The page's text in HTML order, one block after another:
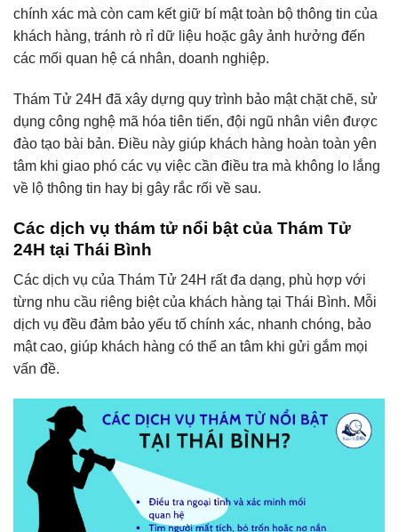
chính xác mà còn cam kết giữ bí mật toàn bộ thông tin của
khách hàng, tránh rò rỉ dữ liệu hoặc gây ảnh hưởng đến
các mối quan hệ cá nhân, doanh nghiệp.
Thám Tử 24H đã xây dựng quy trình bảo mật chặt chẽ, sử
dụng công nghệ mã hóa tiên tiến, đội ngũ nhân viên được
đào tạo bài bản. Điều này giúp khách hàng hoàn toàn yên
tâm khi giao phó các vụ việc cần điều tra mà không lo lắng
về lộ thông tin hay bị gây rắc rối về sau.
Các dịch vụ thám tử nổi bật của Thám Tử
24H tại Thái Bình
Các dịch vụ của Thám Tử 24H rất đa dạng, phù hợp với
từng nhu cầu riêng biệt của khách hàng tại Thái Bình. Mỗi
dịch vụ đều đảm bảo yếu tố chính xác, nhanh chóng, bảo
mật cao, giúp khách hàng có thể an tâm khi gửi gắm mọi
vấn đề.